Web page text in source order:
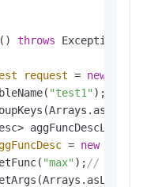
() throws Exception {
request = new
"test1" );
aggFuncDescList =
= new
"max" ); // 统计函